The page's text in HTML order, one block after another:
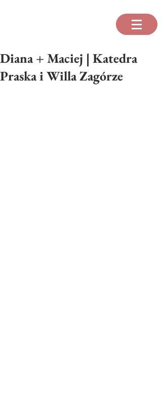
Diana + Maciej | Katedra
Praska i Willa Zagórze